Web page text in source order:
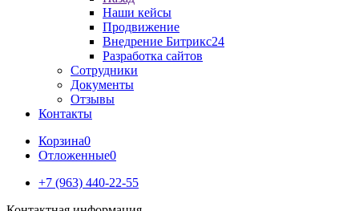
Наши кейсы
Продвижение
Внедрение Битрикс24
Разработка сайтов
Сотрудники
Документы
Отзывы
Контакты
Корзина0
Отложенные0
+7 (963) 440-22-55